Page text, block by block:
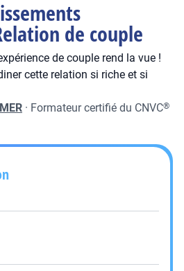
de couple
de couple rend la vue !
cette relation si riche et si
· Formateur certifié du CNVC®